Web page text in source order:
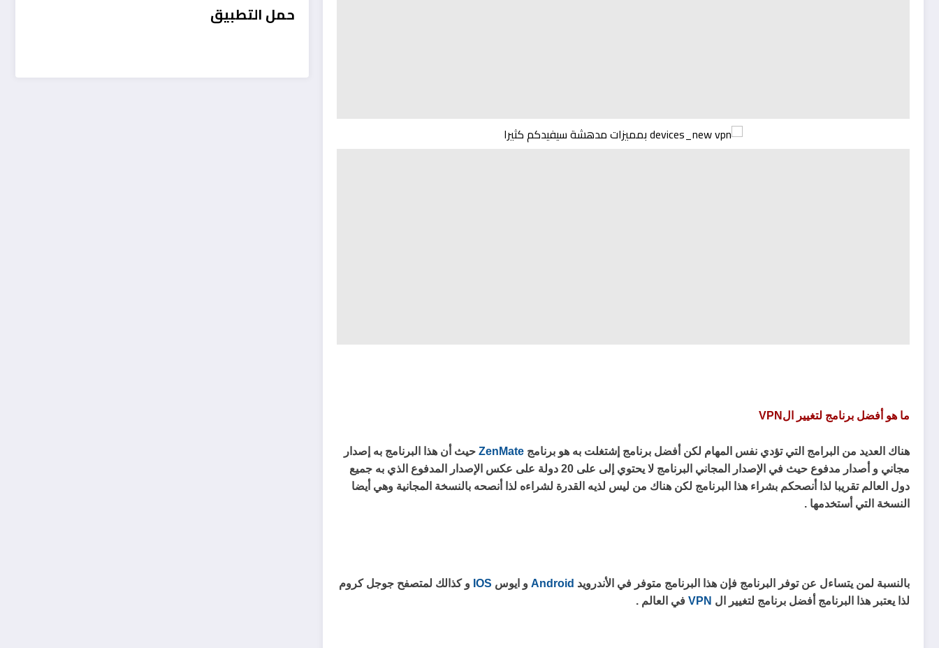
ما هو أفضل برنامج لتغيير الVPN
هناك العديد من البرامج التي تؤدي نفس المهام لكن أفضل برنامج إشتغلت به هو برنامج ZenMate حيث أن هذا البرنامج به إصدار
مجاني و أصدار مدفوع حيث في الإصدار المجاني البرنامج لا يحتوي إلى على 20 دولة على عكس الإصدار المدفوع الذي به جميع
دول العالم تقريبا لذا أنصحكم بشراء هذا البرنامج لكن هناك من ليس لذيه القدرة لشراءه لذا أنصحه بالنسخة المجانية وهي أيضا
النسخة التي أستخدمها .
بالنسبة لمن يتساءل عن توفر البرنامج فإن هذا البرنامج متوفر في الأندرويد Android و ايوس IOS و كذالك لمتصفح جوجل كروم
لذا يعتبر هذا البرنامج أفضل برنامج لتغيير ال VPN في العالم .
حمل التطبيق